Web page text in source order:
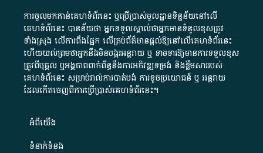
ការចូលមកកាន់គេហទំព័រនេះ ឬប្រើប្រាស់មូលដ្ឋានទិន្នន័យនៅលើ
គេហទំព័រនេះ បានន័យថា អ្នកទទួលស្គាល់ថាអ្នកមានទំនួលខុសត្រូវ
ទាំងស្រុង លើការពឹងផ្អែក លើគ្រប់ព័ត៌មានផ្តល់ឱ្យនៅលើគេហទំព័រនេះ
ហើយយល់ព្រមថាអ្នកនឹងមិនបង្ករអន្តរាយ ឬ ទាមទារ​ឱ្យមានការទទួលខុស​
ត្រូវពីបុគ្គល ឬអង្គភាពពាក់ព័ន្ធនឹងការអភិវឌ្ឍទម្រង់ និងខ្លឹមសាររបស់
គេហទំព័រនេះ សម្រាប់រាល់ការបាត់បង់ ការខូចប្រយោជន៍ ឬ អន្តរាយ
ដែលកើតចេញពីការប្រើប្រាស់គេហទំព័រនេះ។
អំពី​យើង​
ទំនាក់ទំនង